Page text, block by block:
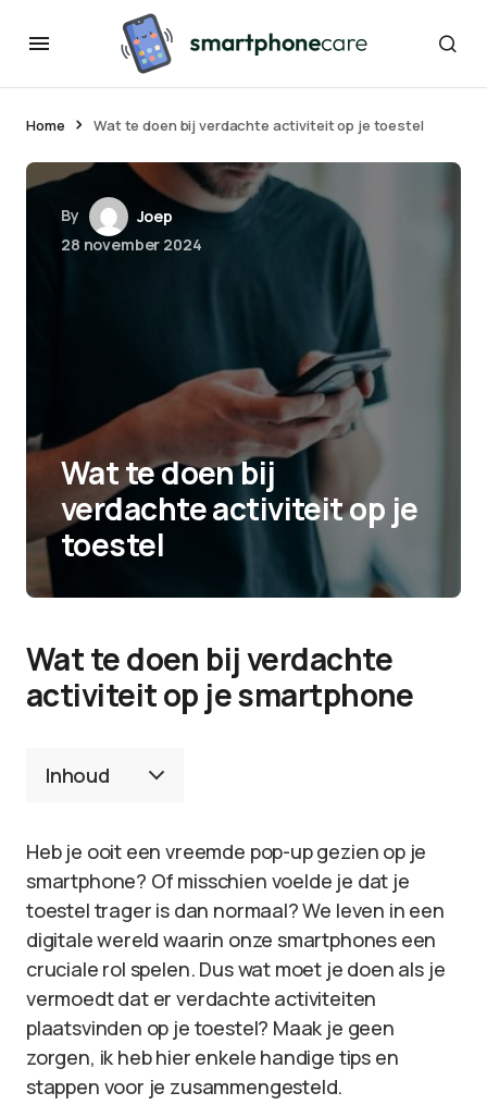
Home Wat te doen bij verdachte activiteit op je toestel
By
Joep
28 november 2024
Wat te doen bij
verdachte activiteit op je
toestel
Wat te doen bij verdachte
activiteit op je smartphone
Inhoud
Heb je ooit een vreemde pop-up gezien op je
smartphone? Of misschien voelde je dat je
toestel trager is dan normaal? We leven in een
digitale wereld waarin onze smartphones een
cruciale rol spelen. Dus wat moet je doen als je
vermoedt dat er verdachte activiteiten
plaatsvinden op je toestel? Maak je geen
zorgen, ik heb hier enkele handige tips en
stappen voor je zusammengesteld.